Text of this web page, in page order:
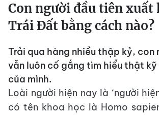
Con người đầu tiên xuất
Trái Đất bằng cách nào?
Trải qua hàng nhiều thập kỷ, con
vẫn luôn cố gắng tìm hiểu thật
của mình.
Loài người hiện nay là ‘người
có tên khoa học là Homo